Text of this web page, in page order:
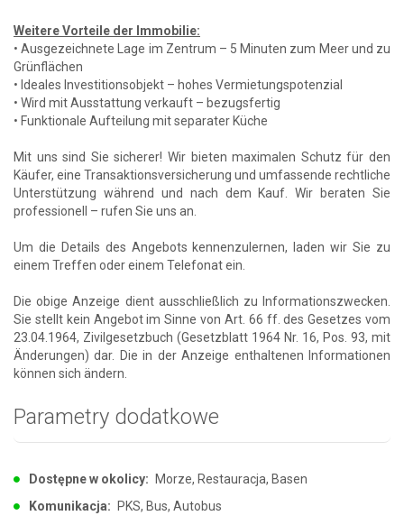
Weitere Vorteile der Immobilie:
• Ausgezeichnete Lage im Zentrum – 5 Minuten zum Meer und zu
Grünflächen
• Ideales Investitionsobjekt – hohes Vermietungspotenzial
• Wird mit Ausstattung verkauft – bezugsfertig
• Funktionale Aufteilung mit separater Küche
Mit uns sind Sie sicherer! Wir bieten maximalen Schutz für den
Käufer, eine Transaktionsversicherung und umfassende rechtliche
Unterstützung während und nach dem Kauf. Wir beraten Sie
professionell – rufen Sie uns an.
Um die Details des Angebots kennenzulernen, laden wir Sie zu
einem Treffen oder einem Telefonat ein.
Die obige Anzeige dient ausschließlich zu Informationszwecken.
Sie stellt kein Angebot im Sinne von Art. 66 ff. des Gesetzes vom
23.04.1964, Zivilgesetzbuch (Gesetzblatt 1964 Nr. 16, Pos. 93, mit
Änderungen) dar. Die in der Anzeige enthaltenen Informationen
können sich ändern.
Parametry dodatkowe
Dostępne w okolicy: Morze, Restauracja, Basen
Komunikacja: PKS, Bus, Autobus